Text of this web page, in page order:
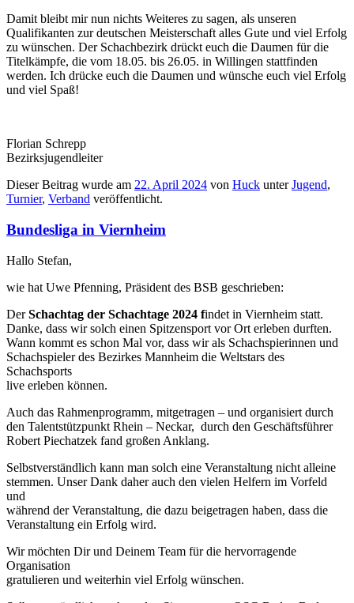
Damit bleibt mir nun nichts Weiteres zu sagen, als unseren
Qualifikanten zur deutschen Meisterschaft alles Gute und viel Erfolg
zu wünschen. Der Schachbezirk drückt euch die Daumen für die
Titelkämpfe, die vom 18.05. bis 26.05. in Willingen stattfinden
werden. Ich drücke euch die Daumen und wünsche euch viel Erfolg
und viel Spaß!
Florian Schrepp
Bezirksjugendleiter
Dieser Beitrag wurde am 22. April 2024 von Huck unterJugend,
Turnier, Verband veröffentlicht.
Bundesliga in Viernheim
Hallo Stefan,
wie hat Uwe Pfenning, Präsident des BSB geschrieben:
DerSchachtag der Schachtage 2024 findet in Viernheim statt.
Danke, dass wir solch einen Spitzensport vor Ort erleben durften.
Wann kommt es schon Mal vor, dass wir als Schachspierinnen und
Schachspieler des Bezirkes Mannheim die Weltstars des
Schachsports
live erleben können.
Auch das Rahmenprogramm, mitgetragen – und organisiert durch
den Talentstützpunkt Rhein – Neckar, durch den Geschäftsführer
Robert Piechatzek fand großen Anklang.
Selbstverständlich kann man solch eine Veranstaltung nicht alleine
stemmen. Unser Dank daher auch den vielen Helfern im Vorfeld
und
während der Veranstaltung, die dazu beigetragen haben, dass die
Veranstaltung ein Erfolg wird.
Wir möchten Dir und Deinem Team für die hervorragende
Organisation
gratulieren und weiterhin viel Erfolg wünschen.